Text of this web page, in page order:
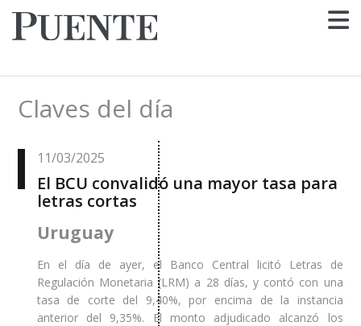
Claves del día
11/03/2025
El BCU convalidó una mayor tasa para
letras cortas
Uruguay
En el día de ayer, el Banco Central licitó Letras de
Regulación Monetaria (LRM) a 28 días, y contó con una
tasa de corte del 9,40%, por encima de la instancia
anterior del 9,35%. El monto adjudicado alcanzó los